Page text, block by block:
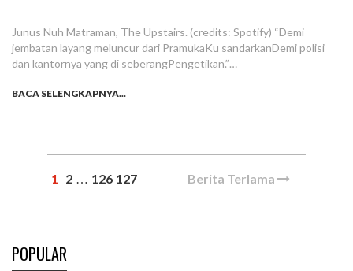
Junus Nuh Matraman, The Upstairs. (credits: Spotify) “Demi
jembatan layang meluncur dari PramukaKu sandarkanDemi polisi
dan kantornya yang di seberangPengetikan.”…
BACA SELENGKAPNYA...
1 2 … 126 127 Berita Terlama
POPULAR